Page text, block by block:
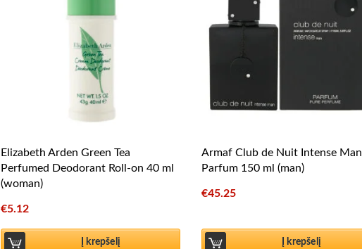
Elizabeth Arden Green Tea
Perfumed Deodorant Roll-on 40 ml
(woman)
€5.12
Į krepšelį
Armaf Club de Nuit Intense Man
Parfum 150 ml (man)
€45.25
Į krepšelį